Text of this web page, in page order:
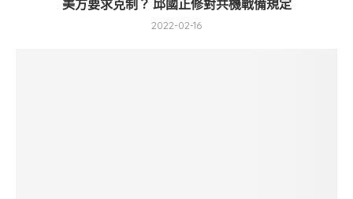
美方要求克制？ 邱國正修對共機戰備規定
2022-02-16